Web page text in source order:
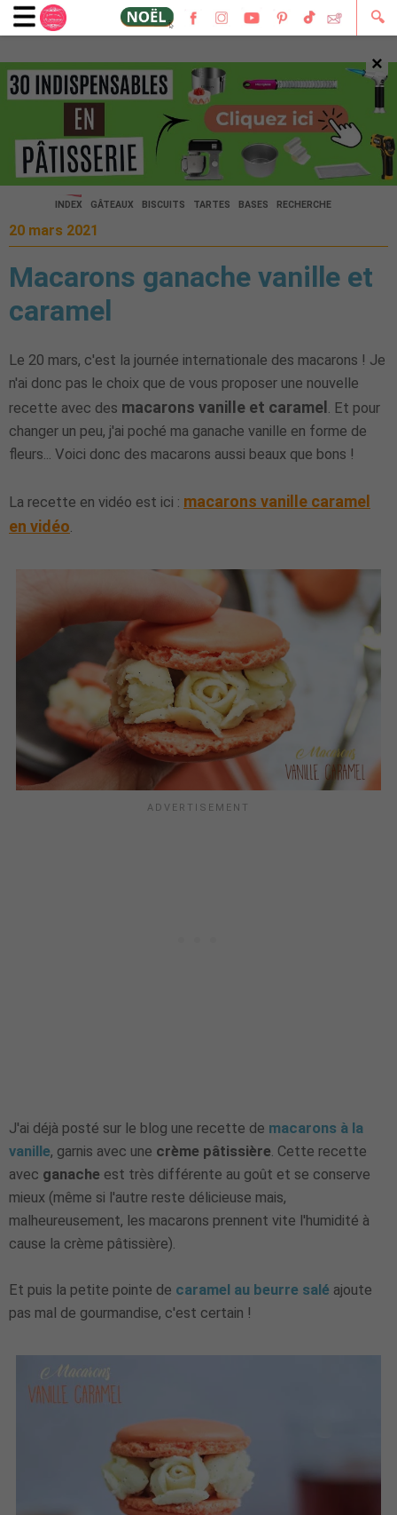
🔍
×
🔍
INDEX GÂTEAUX BISCUITS TARTES BASES RECHERCHE
20 mars 2021
Macarons ganache vanille et
caramel
Le 20 mars, c'est la journée internationale des macarons ! Je
n'ai donc pas le choix que de vous proposer une nouvelle
recette avec des macarons vanille et caramel . Et pour
changer un peu, j'ai poché ma ganache vanille en forme de
fleurs... Voici donc des macarons aussi beaux que bons !
La recette en vidéo est ici : macarons vanille caramel
en vidéo
J'ai déjà posté sur le blog une recette de macarons à la
vanille, garnis avec une crème pâtissière . Cette recette
avec ganache est très différente au goût et se conserve
mieux (même si l'autre reste délicieuse mais,
malheureusement, les macarons prennent vite l'humidité à
cause la crème pâtissière).
Et puis la petite pointe de caramel au beurre salé ajoute
pas mal de gourmandise, c'est certain !